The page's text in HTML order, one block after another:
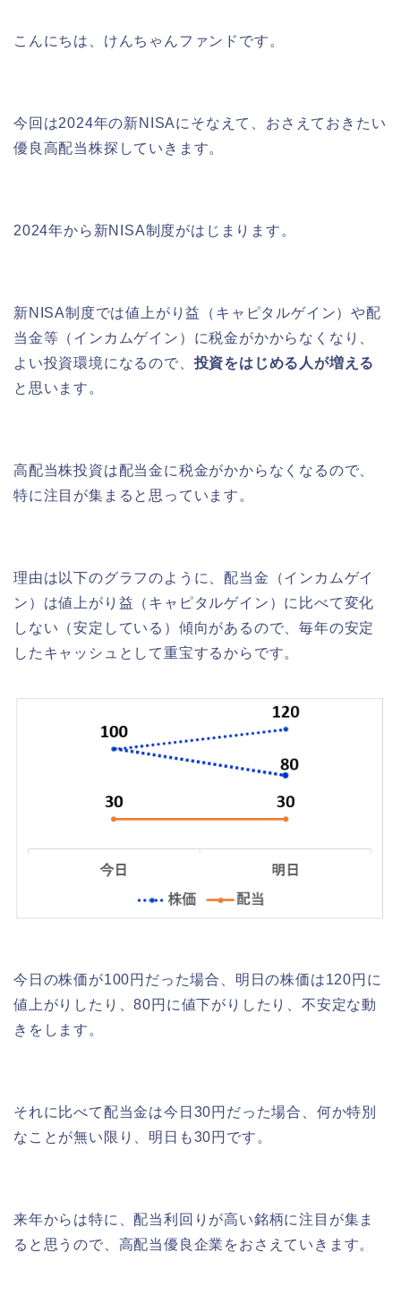
こんにちは、けんちゃんファンドです。
今回は2024年の新NISAにそなえて、おさえておきたい
優良高配当株探していきます。
2024年から新NISA制度がはじまります。
新NISA制度では値上がり益（キャピタルゲイン）や配
当金等（インカムゲイン）に税金がかからなくなり、
よい投資環境になるので、 投資をはじめる人が増える
と思います。
高配当株投資は配当金に税金がかからなくなるので、
特に注目が集まると思っています。
理由は以下のグラフのように、配当金（インカムゲイ
ン）は値上がり益（キャピタルゲイン）に比べて変化
しない（安定している）傾向があるので、毎年の安定
したキャッシュとして重宝するからです。
今日の株価が100円だった場合、明日の株価は120円に
値上がりしたり、80円に値下がりしたり、不安定な動
きをします。
それに比べて配当金は今日30円だった場合、何か特別
なことが無い限り、明日も30円です。
来年からは特に、配当利回りが高い銘柄に注目が集ま
ると思うので、高配当優良企業をおさえていきます。